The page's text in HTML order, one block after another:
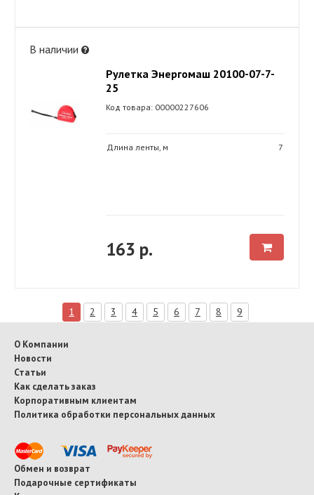
В наличии
Рулетка Энергомаш 20100-07-7-
25
Код товара: 00000227606
Длина ленты, м 7
163 р.
1 2 3 4 5 6 7 8 9
О Компании
Новости
Статьи
Как сделать заказ
Корпоративным клиентам
Политика обработки персональных данных
Обмен и возврат
Подарочные сертификаты